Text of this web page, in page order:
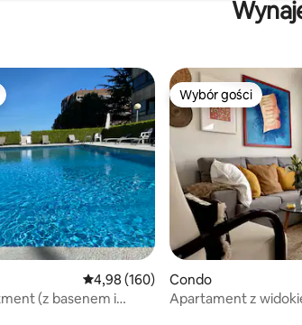
z kategorii Wybór gości
Średnia ocena: 4,98 na 5, liczba
4,98 (160)
(z basenem i
Wybór gości
Wybór gości
Condo
Apartament z